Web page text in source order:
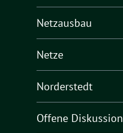
Netzausbau
Netze
Norderstedt
Offene Diskussion